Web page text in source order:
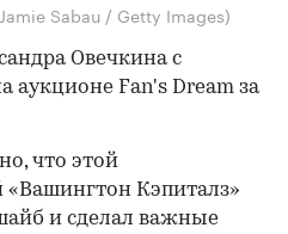
Sabau / Getty Images)
Овечкина с
аукционе Fan's Dream за
что этой
Кэпиталз»
и сделал важные